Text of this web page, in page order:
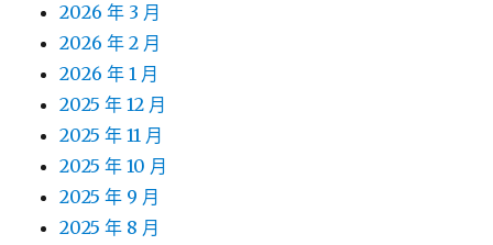
2026 年 3 月
2026 年 2 月
2026 年 1 月
2025 年 12 月
2025 年 11 月
2025 年 10 月
2025 年 9 月
2025 年 8 月